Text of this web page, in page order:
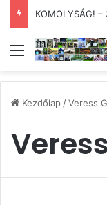
Menü
Kezdőlap/Veress